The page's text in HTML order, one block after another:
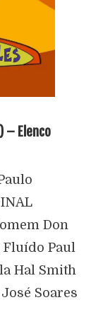
– Elenco
Don
Fluído Paul
Hal Smith
Soares